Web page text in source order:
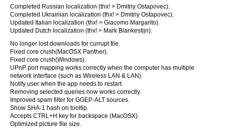
Completed Russian localization (thx! > Dmitriy Ostapovec).
Completed Ukrainian localization (thx! > Dmitriy Ostapovec).
Updated Italian localization (thx! > Giacomo Margarito).
Updated Dutch localization (thx! > Mark Blankestijn).
No longer lost downloads for currupt file.
Fixed core crush(MacOSX Panther).
Fixed core crush(Windows).
UPnP port mapping works correctly when the computer has multiple
network interface (such as Wireless LAN & LAN).
Notify user when the app needs to restart.
Removing selected queries now works correctly.
Improved spam filter for GGEP-ALT sources.
Show SHA-1 hash on tooltip.
Accepts CTRL+H key for backspace (MacOSX).
Optimized picture file size.